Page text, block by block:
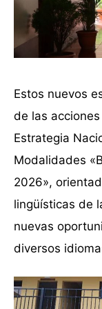
Estos nuevos
de las
Estrategia
Modalidades
2026»,
lingüísticas de
nuevas
diversos